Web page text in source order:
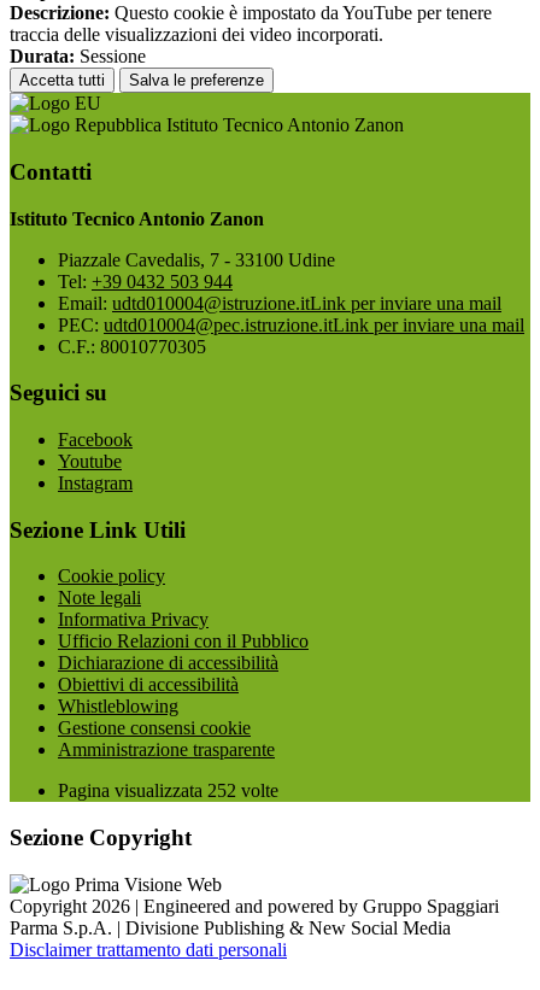
Descrizione: Questo cookie è impostato da YouTube per tenere
traccia delle visualizzazioni dei video incorporati.
Durata: Sessione
Accetta tutti Salva le preferenze
Istituto Tecnico Antonio Zanon
Contatti
Istituto Tecnico Antonio Zanon
Piazzale Cavedalis, 7 - 33100 Udine
Tel: +39 0432 503 944
Email: udtd010004@istruzione.itLink per inviare una mail
PEC: udtd010004@pec.istruzione.itLink per inviare una mail
C.F.: 80010770305
Seguici su
Facebook
Youtube
Instagram
Sezione Link Utili
Cookie policy
Note legali
Informativa Privacy
Ufficio Relazioni con il Pubblico
Dichiarazione di accessibilità
Obiettivi di accessibilità
Whistleblowing
Gestione consensi cookie
Amministrazione trasparente
Pagina visualizzata 252 volte
Sezione Copyright
Copyright 2026 | Engineered and powered by Gruppo Spaggiari
Parma S.p.A. | Divisione Publishing & New Social Media
Disclaimer trattamento dati personali